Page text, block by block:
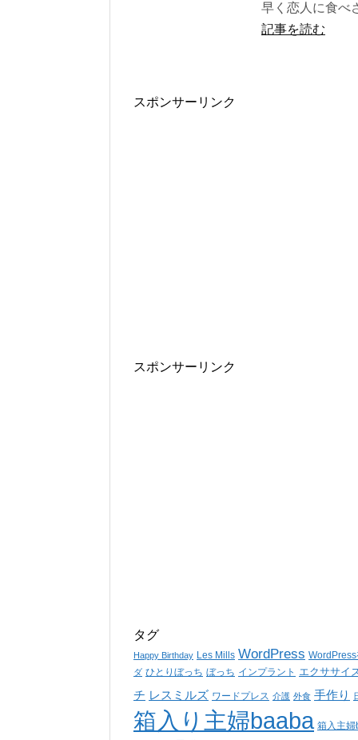
早く恋人に食べ
記事を読む
スポンサーリンク
スポンサーリンク
タグ
Happy Birthday Les Mills WordPress
ダ ひとりぼっち ぼっち インプラント エクササイ
チ レスミルズ ワードプレス 介護 外食 手作り
箱入り主婦baaba 箱入主